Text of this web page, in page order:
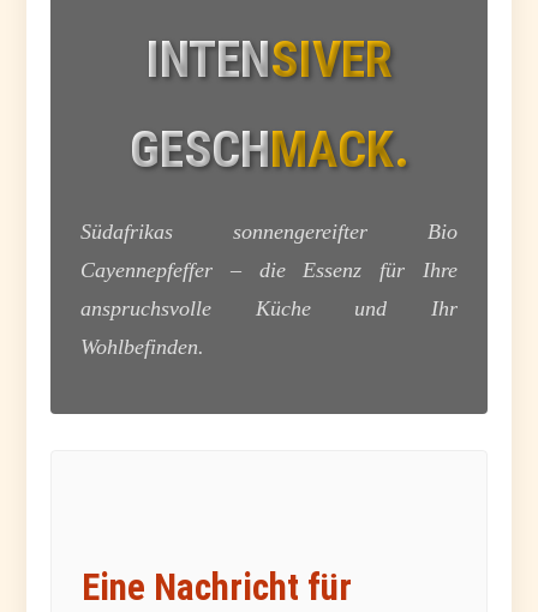
INTENSIVER
GESCHMACK.
Südafrikas sonnengereifter Bio
Cayennepfeffer – die Essenz für Ihre
anspruchsvolle Küche und Ihr
Wohlbefinden.
Eine Nachricht für